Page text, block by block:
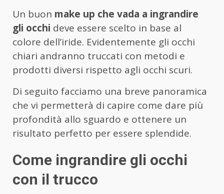
Un buon make up che vada a ingrandire
gli occhi deve essere scelto in base al
colore dell’iride. Evidentemente gli occhi
chiari andranno truccati con metodi e
prodotti diversi rispetto agli occhi scuri.
Di seguito facciamo una breve panoramica
che vi permetterà di capire come dare più
profondità allo sguardo e ottenere un
risultato perfetto per essere splendide.
Come ingrandire gli occhi
con il trucco